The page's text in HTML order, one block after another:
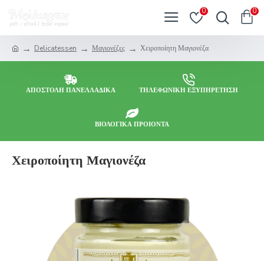
0 0
Delicatessen Μαγιονέζες Χειροποίητη Μαγιονέζα
ΑΠΟΣΤΟΛΗ ΠΑΝΕΛΛΑΔΙΚΑ ΤΗΛΕΦΩΝΙΚΗ ΕΞΥΠΗΡΕΤΗΣΗ
ΒΙΟΛΟΓΙΚΑ ΠΡΟΙΟΝΤΑ
Χειροποίητη Μαγιονέζα